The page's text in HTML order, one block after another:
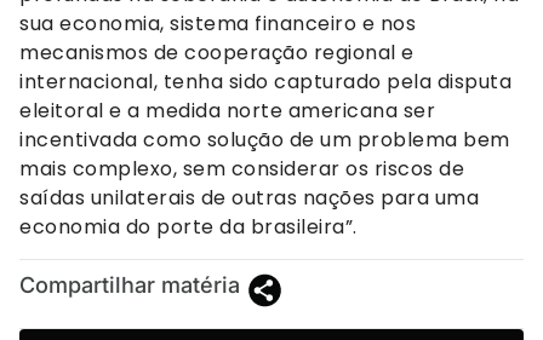
sua economia, sistema financeiro e nos
mecanismos de cooperação regional e
internacional, tenha sido capturado pela disputa
eleitoral e a medida norte americana ser
incentivada como solução de um problema bem
mais complexo, sem considerar os riscos de
saídas unilaterais de outras nações para uma
economia do porte da brasileira”.
Compartilhar matéria